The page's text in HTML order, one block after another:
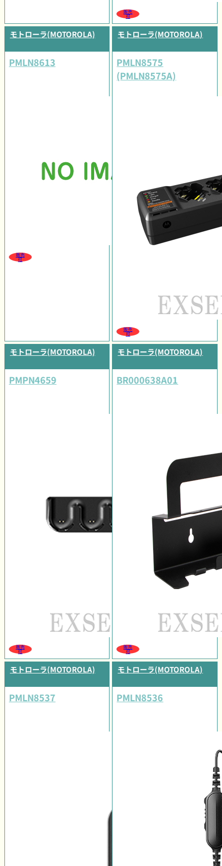
販売
可
モトローラ(MOTOROLA)
PMLN8613
販売
可
モトローラ(MOTOROLA)
PMLN8575
(PMLN8575A)
販売
可
モトローラ(MOTOROLA)
PMPN4659
販売
可
モトローラ(MOTOROLA)
BR000638A01
販売
可
モトローラ(MOTOROLA)
PMLN8537
モトローラ(MOTOROLA)
PMLN8536